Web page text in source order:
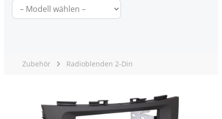
Zubehör Radioblenden 2-Din